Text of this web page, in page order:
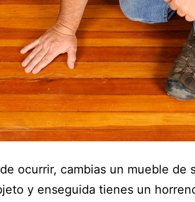
ocurrir, cambias un mueble de
y enseguida tienes un